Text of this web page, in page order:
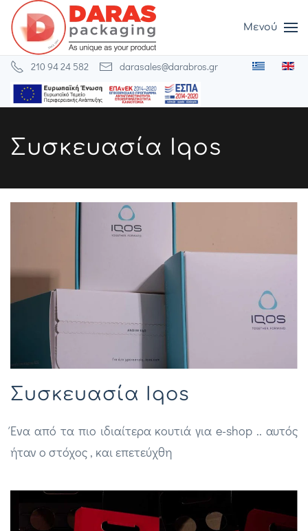
Skip to main content
Μενού
210 94 24 582 darasales@darabros.gr
Συσκευασία Iqos
Συσκευασία Iqos
Ένα από τα πιο ιδιαίτερα κουτιά για e-shop .. αυτός
ήταν ο στόχος , και επετεύχθη